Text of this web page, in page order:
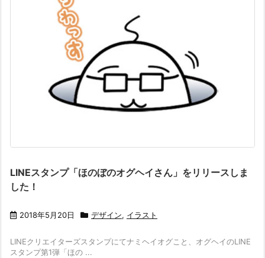
LINEスタンプ「ほのぼのオグヘイさん」をリリースしま
した！
2018年5月20日 デザイン, イラスト
LINEクリエイターズスタンプにてナミヘイオグこと、オグヘイのLINE
スタンプ第1弾「ほの ...